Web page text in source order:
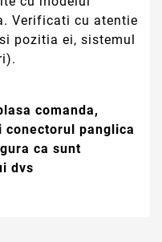
Verificati cu atentie
pozitia ei, sistemul
comanda,
panglica
ca sunt
dvs